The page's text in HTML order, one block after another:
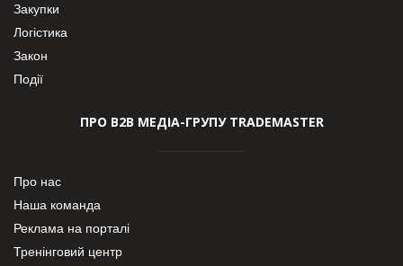
Закупки
Логістика
Закон
Події
ПРО В2В МЕДІА-ГРУПУ TRADEMASTER
Про нас
Наша команда
Реклама на порталі
Тренінговий центр